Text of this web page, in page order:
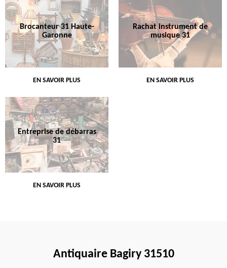
Brocanteur 31 Haute-
Garonne
EN SAVOIR PLUS
Rachat instrument de
musique 31
EN SAVOIR PLUS
Entreprise de débarras
31
EN SAVOIR PLUS
Antiquaire Bagiry 31510